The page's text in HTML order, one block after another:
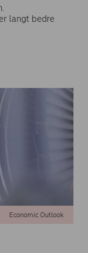
langt bedre
Economic Outlook